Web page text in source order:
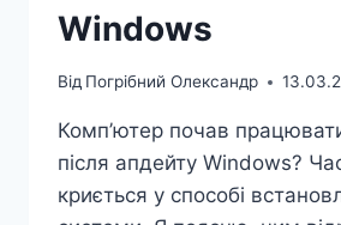
Windows
Від Погрібний Олександр
Комп’ютер почав
після апдейту Windows?
криється у способі